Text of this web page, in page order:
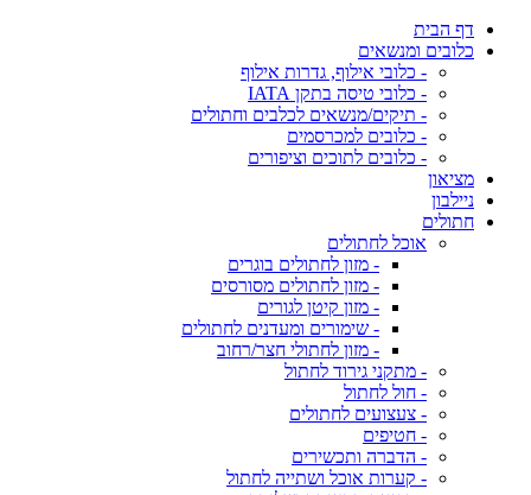
דף הבית
כלובים ומנשאים
- כלובי אילוף, גדרות אילוף
- כלובי טיסה בתקן IATA
- תיקים/מנשאים לכלבים וחתולים
- כלובים למכרסמים
- כלובים לתוכים וציפורים
מציאון
ניילבון
חתולים
אוכל לחתולים
- מזון לחתולים בוגרים
- מזון לחתולים מסורסים
- מזון קיטן לגורים
- שימורים ומעדנים לחתולים
- מזון לחתולי חצר/רחוב
- מתקני גירוד לחתול
- חול לחתול
- צעצועים לחתולים
- חטיפים
- הדברה ותכשירים
- קערות אוכל ושתייה לחתול